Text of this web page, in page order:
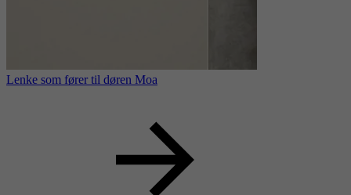
Lenke som fører til døren Moa